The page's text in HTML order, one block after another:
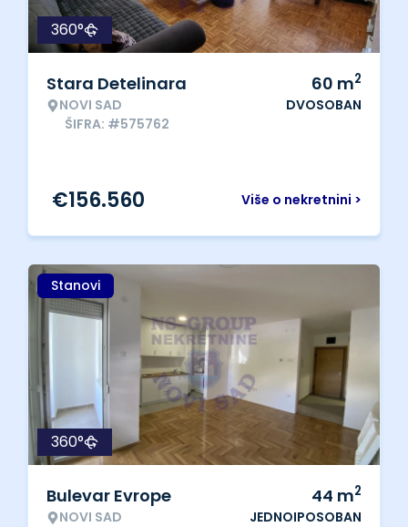
360°
Stara Detelinara
NOVI SAD
ŠIFRA: #575762
60 m2
DVOSOBAN
Više o nekretnini >
€156.560
Stanovi
360°
Bulevar Evrope
NOVI SAD
44 m2
JEDNOIPOSOBAN